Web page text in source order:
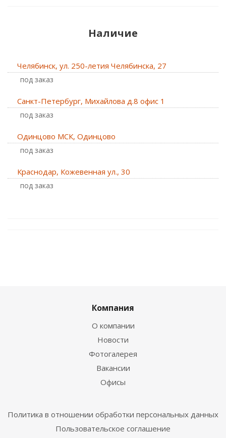
Наличие
Челябинск, ул. 250-летия Челябинска, 27
Под заказ
Санкт-Петербург, Михайлова д.8 офис 1
Под заказ
Одинцово МСК, Одинцово
Под заказ
Краснодар, Кожевенная ул., 30
Под заказ
Компания
О компании
Новости
Фотогалерея
Вакансии
Офисы
Политика в отношении обработки персональных данных
Пользовательское соглашение